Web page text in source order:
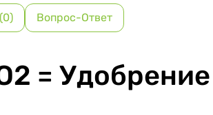
Вопрос-Ответ
=